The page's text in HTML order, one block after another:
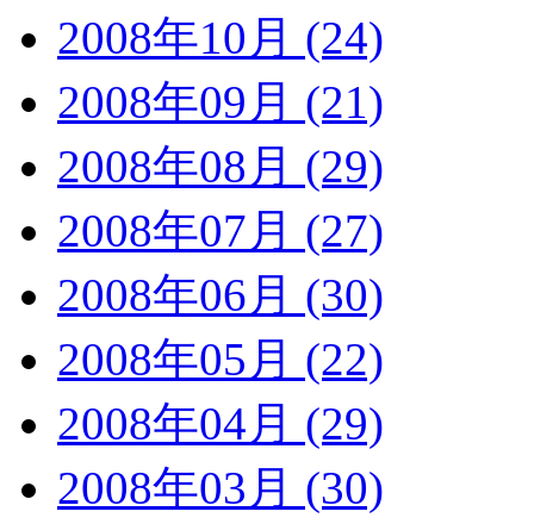
2008年10月 (24)
2008年09月 (21)
2008年08月 (29)
2008年07月 (27)
2008年06月 (30)
2008年05月 (22)
2008年04月 (29)
2008年03月 (30)